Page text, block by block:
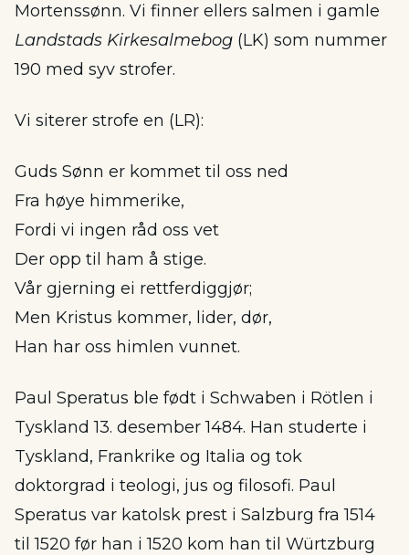
Mortenssønn. Vi finner ellers salmen i gamle
Landstads Kirkesalmebog (LK) som nummer
190 med syv strofer.
Vi siterer strofe en (LR):
Guds Sønn er kommet til oss ned
Fra høye himmerike,
Fordi vi ingen råd oss vet
Der opp til ham å stige.
Vår gjerning ei rettferdiggjør;
Men Kristus kommer, lider, dør,
Han har oss himlen vunnet.
Paul Speratus ble født i Schwaben i Rötlen i
Tyskland 13. desember 1484. Han studerte i
Tyskland, Frankrike og Italia og tok
doktorgrad i teologi, jus og filosofi. Paul
Speratus var katolsk prest i Salzburg fra 1514
til 1520 før han i 1520 kom han til Würtzburg